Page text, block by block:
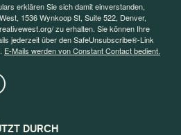
erklären Sie sich damit einverstanden,
1536 Wynkoop St, Suite 522, Denver,
zu erhalten. Sie können Ihre
jederzeit über den SafeUnsubscribe®-Link
E-Mails werden von Constant Contact bedient.
DURCH